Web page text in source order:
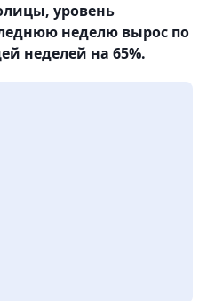
уровень
неделю вырос по
неделей на 65%.